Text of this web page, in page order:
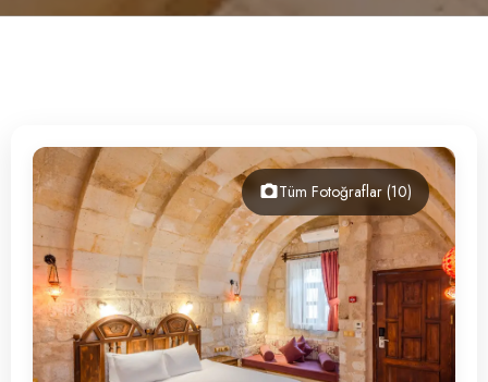
Hamamlı Premium Kral Suit Odalar
360° Tur
Tüm Fotoğraflar (10)